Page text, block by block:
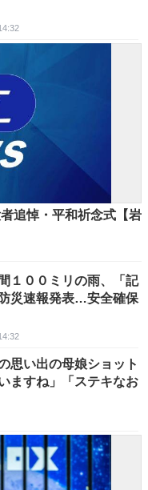
追悼・平和祈念式【岩
１００ミリの雨、「記
災速報発表…安全確保
思い出の母娘ショット
ますね」「ステキなお